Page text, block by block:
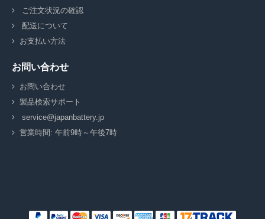
ご注文状況の確認
配送について
お支払い方法
お問い合わせ
お問い合わせ
製品検索サポート
service@japanbattery.jp
営業時間: 午前9時～午後7時